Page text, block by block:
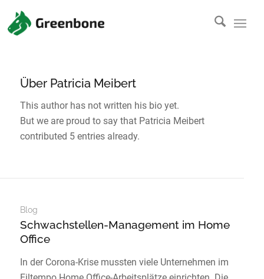
Über Patricia Meibert
This author has not written his bio yet.
But we are proud to say that Patricia Meibert
contributed 5 entries already.
Blog
Schwachstellen-Management im Home
Office
In der Corona-Krise mussten viele Unternehmen im